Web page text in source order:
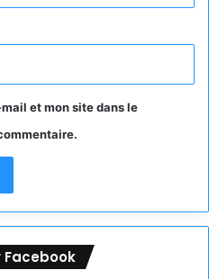
et mon site dans le
Facebook